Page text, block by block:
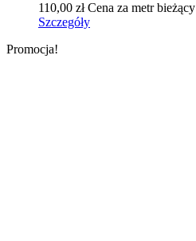
110,00 złCena za metr bieżący
Szczegóły
Promocja!